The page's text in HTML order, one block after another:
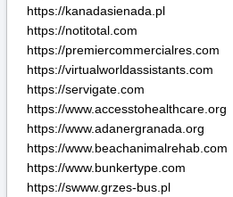
https://aerotermiazaragoza.es
https://akosuadankwaafoundation.org
https://americanlaser.us
https://arteoliva.com
https://berlangafilmmuseum.com
https://cienciateca.com
https://digitallabourchowk.com
https://ebuenasnoticias.com
https://nauivanow.com
https://torcraken.org